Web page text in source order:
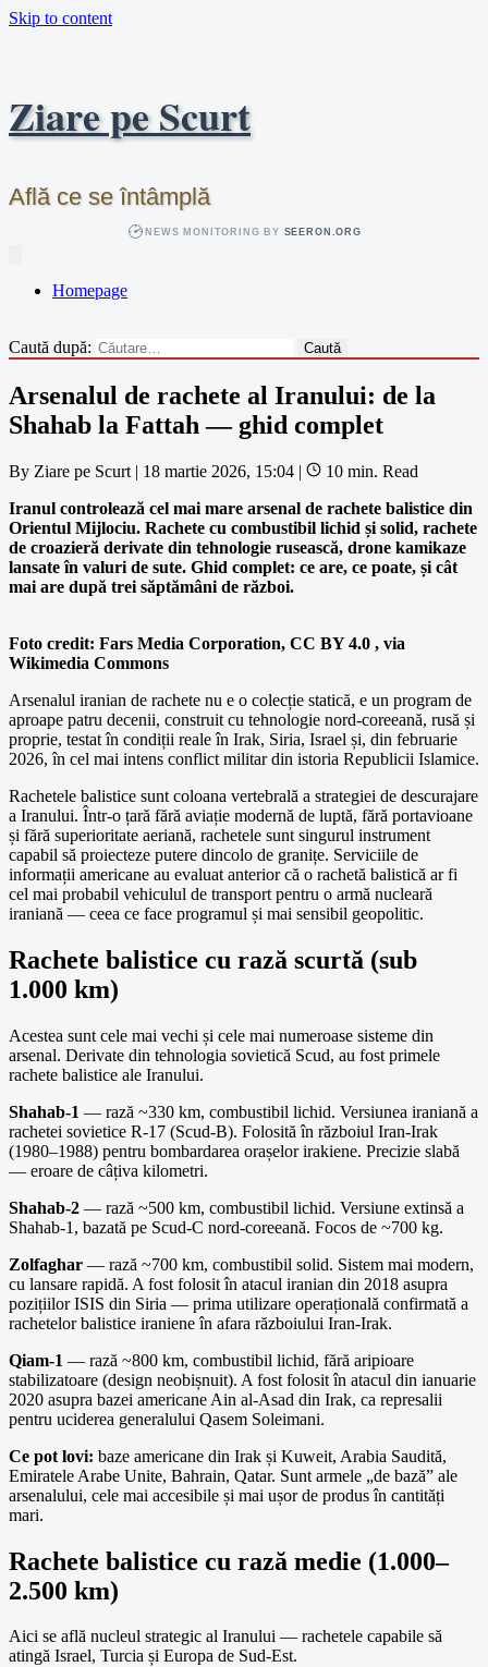
Skip to content
Ziare pe Scurt
Află ce se întâmplă
NEWS MONITORING BY SEERON.ORG
Homepage
Caută după:
Arsenalul de rachete al Iranului: de la
Shahab la Fattah — ghid complet
By Ziare pe Scurt | 18 martie 2026, 15:04 |
10 min. Read
Iranul controlează cel mai mare arsenal de rachete balistice din
Orientul Mijlociu. Rachete cu combustibil lichid și solid, rachete
de croazieră derivate din tehnologie rusească, drone kamikaze
lansate în valuri de sute. Ghid complet: ce are, ce poate, și cât
mai are după trei săptămâni de război.
Foto credit: Fars Media Corporation, CC BY 4.0 , via
Wikimedia Commons
Arsenalul iranian de rachete nu e o colecție statică, e un program de
aproape patru decenii, construit cu tehnologie nord-coreeană, rusă și
proprie, testat în condiții reale în Irak, Siria, Israel și, din februarie
2026, în cel mai intens conflict militar din istoria Republicii Islamice.
Rachetele balistice sunt coloana vertebrală a strategiei de descurajare
a Iranului. Într-o țară fără aviație modernă de luptă, fără portavioane
și fără superioritate aeriană, rachetele sunt singurul instrument
capabil să proiecteze putere dincolo de granițe. Serviciile de
informații americane au evaluat anterior că o rachetă balistică ar fi
cel mai probabil vehiculul de transport pentru o armă nucleară
iraniană — ceea ce face programul și mai sensibil geopolitic.
Rachete balistice cu rază scurtă (sub
1.000 km)
Acestea sunt cele mai vechi și cele mai numeroase sisteme din
arsenal. Derivate din tehnologia sovietică Scud, au fost primele
rachete balistice ale Iranului.
Shahab-1 — rază ~330 km, combustibil lichid. Versiunea iraniană a
rachetei sovietice R-17 (Scud-B). Folosită în războiul Iran-Irak
(1980–1988) pentru bombardarea orașelor irakiene. Precizie slabă
— eroare de câțiva kilometri.
Shahab-2 — rază ~500 km, combustibil lichid. Versiune extinsă a
Shahab-1, bazată pe Scud-C nord-coreeană. Focos de ~700 kg.
Zolfaghar — rază ~700 km, combustibil solid. Sistem mai modern,
cu lansare rapidă. A fost folosit în atacul iranian din 2018 asupra
pozițiilor ISIS din Siria — prima utilizare operațională confirmată a
rachetelor balistice iraniene în afara războiului Iran-Irak.
Qiam-1 — rază ~800 km, combustibil lichid, fără aripioare
stabilizatoare (design neobișnuit). A fost folosit în atacul din ianuarie
2020 asupra bazei americane Ain al-Asad din Irak, ca represalii
pentru uciderea generalului Qasem Soleimani.
Ce pot lovi: baze americane din Irak și Kuweit, Arabia Saudită,
Emiratele Arabe Unite, Bahrain, Qatar. Sunt armele „de bază” ale
arsenalului, cele mai accesibile și mai ușor de produs în cantități
mari.
Rachete balistice cu rază medie (1.000–
2.500 km)
Aici se află nucleul strategic al Iranului — rachetele capabile să
atingă Israel, Turcia și Europa de Sud-Est.